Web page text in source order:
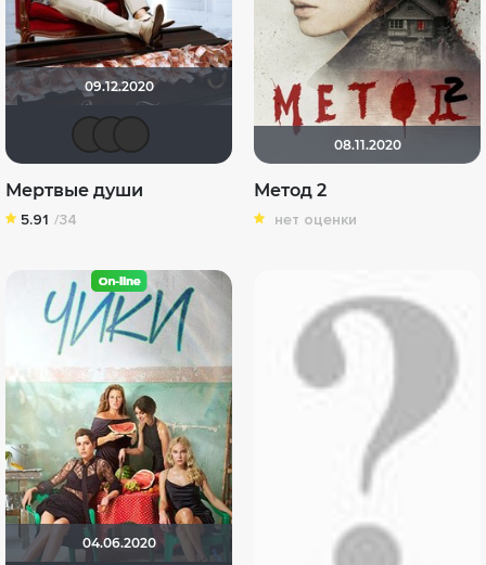
09.12.2020
MustangBo
Shadow
yotaman
Мертвые души
5.91 /34
08.11.2020
Метод 2
нет оценки
04.06.2020